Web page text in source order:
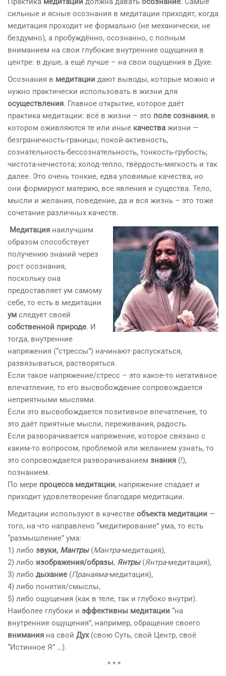
сильные и ясные осознания в медитации приходят, когда
медитация проходит не формально (не механически, не
бездумно), а пробуждённо, осознанно, с полным
вниманием на свои глубокие внутренние ощущения в
центре: в душе, а ещё лучше – на свои ощущения в Духе.
Осознания в медитации дают выводы, которые можно и
нужно практически использовать в жизни для
осуществления. Главное открытие, которое даёт
практика медитации: всё в жизни – это поле сознания, в
котором оживляются те или иные качества жизни —
безграничность-границы; покой-активность,
сознательность-бессознательность, тонкость-грубость;
чистота-нечистота; холод-тепло, твёрдость-мягкость и так
далее. Это очень тонкие, едва уловимые качества, но
они формируют материю, все явления и существа. Тело,
мысли и желания, поведение, да и вся жизнь – это тоже
сочетание различных качеств.
Медитация наилучшим
образом способствует
получению знаний через
рост осознания,
поскольку она
предоставляет ум самому
себе, то есть в медитации
ум следует своей
собственной природе. И
тогда, внутренние
напряжения (“стрессы”) начинают распускаться,
развязываться, растворяться.
Если такое напряжение/стресс – это какое-то негативное
впечатление, то его высвобождение сопровождается
неприятными мыслями.
Если это высвобождается позитивное впечатление, то
это даёт приятные мысли, переживания, радость.
Если разворачивается напряжение, которое связано с
каким-то вопросом, проблемой или желанием узнать, то
это сопровождается разворачиванием знания (!),
познанием.
По мере процесса медитации, напряжение спадает и
приходит удовлетворение благодаря медитации.
Медитации используют в качестве объекта медитации —
того, на что направлено “медитирование” ума, то есть
“размышление” ума:
1) либо звуки, Мантры(Мантра-медитация),
2) либо изображения/образы, Янтры(Янтра-медитация),
3) либо дыхание (Пранаяма-медитация),
4) либо понятия/смыслы,
5) либо ощущения (как в теле, так и глубоко внутри).
Наиболее глубоки и эффективны медитации “на
внутренние ощущения”, например, обращение своего
внимания на свой Дух(свою Суть, свой Центр, своё
“Истинное Я” …).
* * *